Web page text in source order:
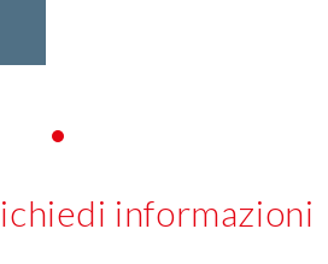
informazioni